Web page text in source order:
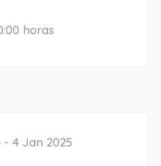
horas
- 4 Jan 2025